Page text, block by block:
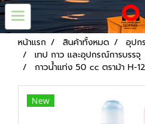
หน้าแรก สินค้าทั้งหมด
อุปก
เทป กาว และอุปกรณ์การบรรจุ
กาวน้ำแท่ง 50 cc ตราม้า H-
New